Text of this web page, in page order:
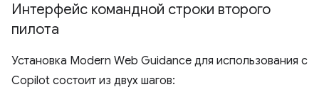
Интерфейс командной строки второго
пилота
Установка Modern Web Guidance для использования с
Copilot состоит из двух шагов: